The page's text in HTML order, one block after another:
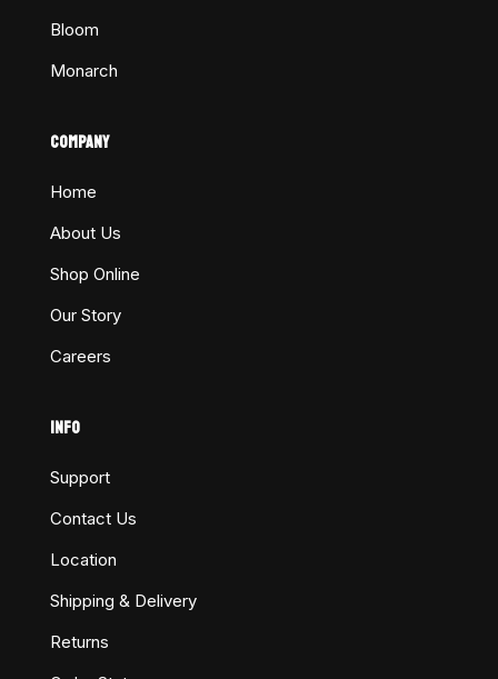
Bloom
Monarch
COMPANY
Home
About Us
Shop Online
Our Story
Careers
INFO
Support
Contact Us
Location
Shipping & Delivery
Returns